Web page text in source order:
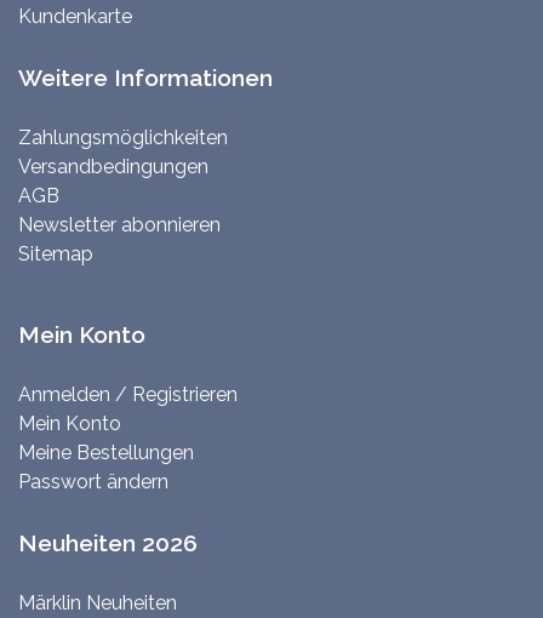
Kundenkarte
Weitere Informationen
Zahlungsmöglichkeiten
Versandbedingungen
AGB
Newsletter abonnieren
Sitemap
Mein Konto
Anmelden / Registrieren
Mein Konto
Meine Bestellungen
Passwort ändern
Neuheiten 2026
Märklin Neuheiten